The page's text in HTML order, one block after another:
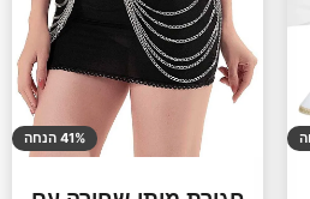
41% הנחה